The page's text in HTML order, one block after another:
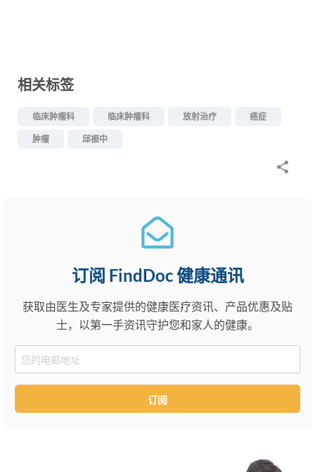
相关标签
临床肿瘤科 临床肿瘤科 放射治疗 癌症
肿瘤 邱振中
订阅 FindDoc 健康通讯
获取由医生及专家提供的健康医疗资讯、产品优惠及贴
士，以第一手资讯守护您和家人的健康。
Email
订阅